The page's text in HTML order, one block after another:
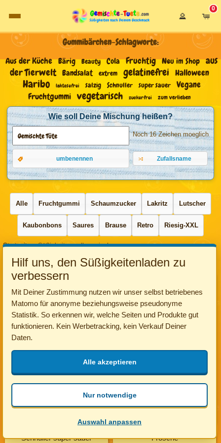
Login
0
Süßigkeiten selber mischen
Gummibärchen-Schlagworte:
Aus der Küche Bärig Beauty Cola Fruchtig Neu im Shop aus
der Tierwelt Bandsalat extrem gelatinefrei Halloween
Haribo laktosefrei salzig Schnuller super sauer
Vegane
Fruchtgummi vegetarisch zuckerfrei zum verlieben
Wie soll Deine Mischung heißen?
Noch 16 Zeichen moeglich
umbenennen Zufallsname
Alle Fruchtgummi Schaumzucker Lakritz Lutscher
Kaubonbons Saures Brause Retro Riesig-XXL
Startseite Süßigkeiten selber mischen
Alle Süßigkeiten
Riesen Erdbeeren
in die Tüte in die Tüte
Schnuller super sauer Frösche
Hilf uns, den Süßigkeitenladen zu
verbessern
Mit Deiner Zustimmung nutzen wir unser selbst betriebenes
Matomo für anonyme beziehungsweise pseudonyme
Statistik. So erkennen wir, welche Seiten und Produkte gut
funktionieren. Kein Werbetracking, kein Verkauf Deiner
Daten.
Auswahl anpassen
Nur notwendige
Alle akzeptieren